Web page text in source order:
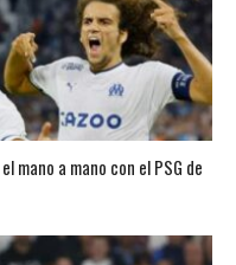
mano a mano con el PSG de